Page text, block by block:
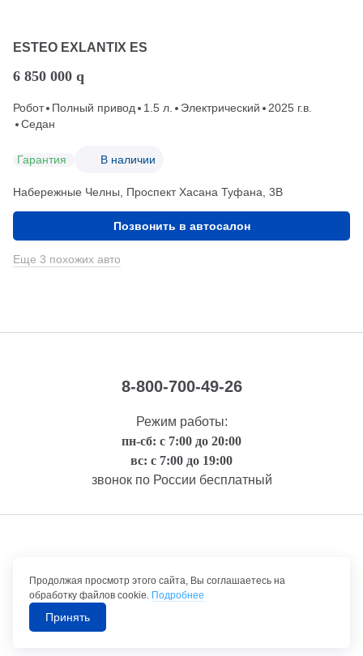
ESTEO EXLANTIX ES
6 850 000 q
Робот Полный привод 1.5 л. Электрический
2025 г.в.
Седан
Гарантия В наличии
Набережные Челны, Проспект Хасана Туфана, 3В
Позвонить в автосалон
Еще 3 похожих авто
8-800-700-49-26
Режим работы:
пн-сб: с 7:00 до 20:00
вс: с 7:00 до 19:00
звонок по России бесплатный
Правовая информация
©1992-2026 ТрансТехСервис – продажа и обслуживание автомобилей.
Продолжая просмотр этого сайта, Вы соглашаетесь на
обработку файлов cookie. Подробнее
Принять